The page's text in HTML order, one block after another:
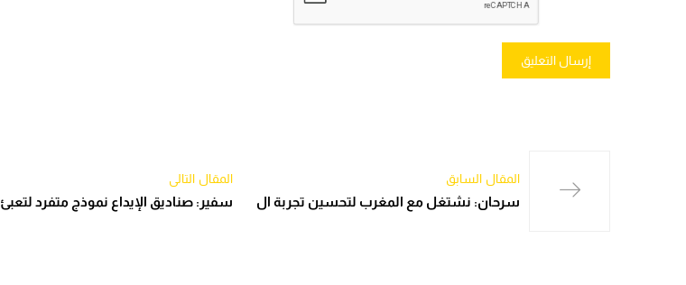
المقال السابق
سرحان: نشتغل مع المغرب لتحسين تجربة ال
المقال التالي
سفير: صناديق الإيداع نموذج متفرد لتعبئ